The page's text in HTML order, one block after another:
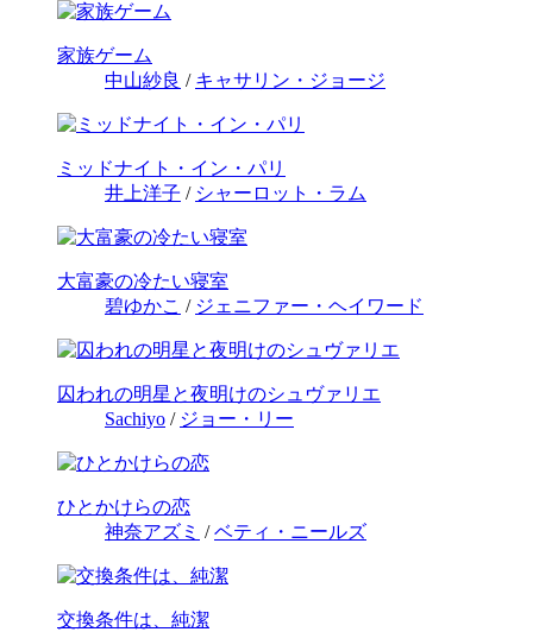
家族ゲーム
中山紗良 / キャサリン・ジョージ
ミッドナイト・イン・パリ
井上洋子 / シャーロット・ラム
大富豪の冷たい寝室
碧ゆかこ / ジェニファー・ヘイワード
囚われの明星と夜明けのシュヴァリエ
Sachiyo / ジョー・リー
ひとかけらの恋
神奈アズミ /ベティ・ニールズ
交換条件は、純潔